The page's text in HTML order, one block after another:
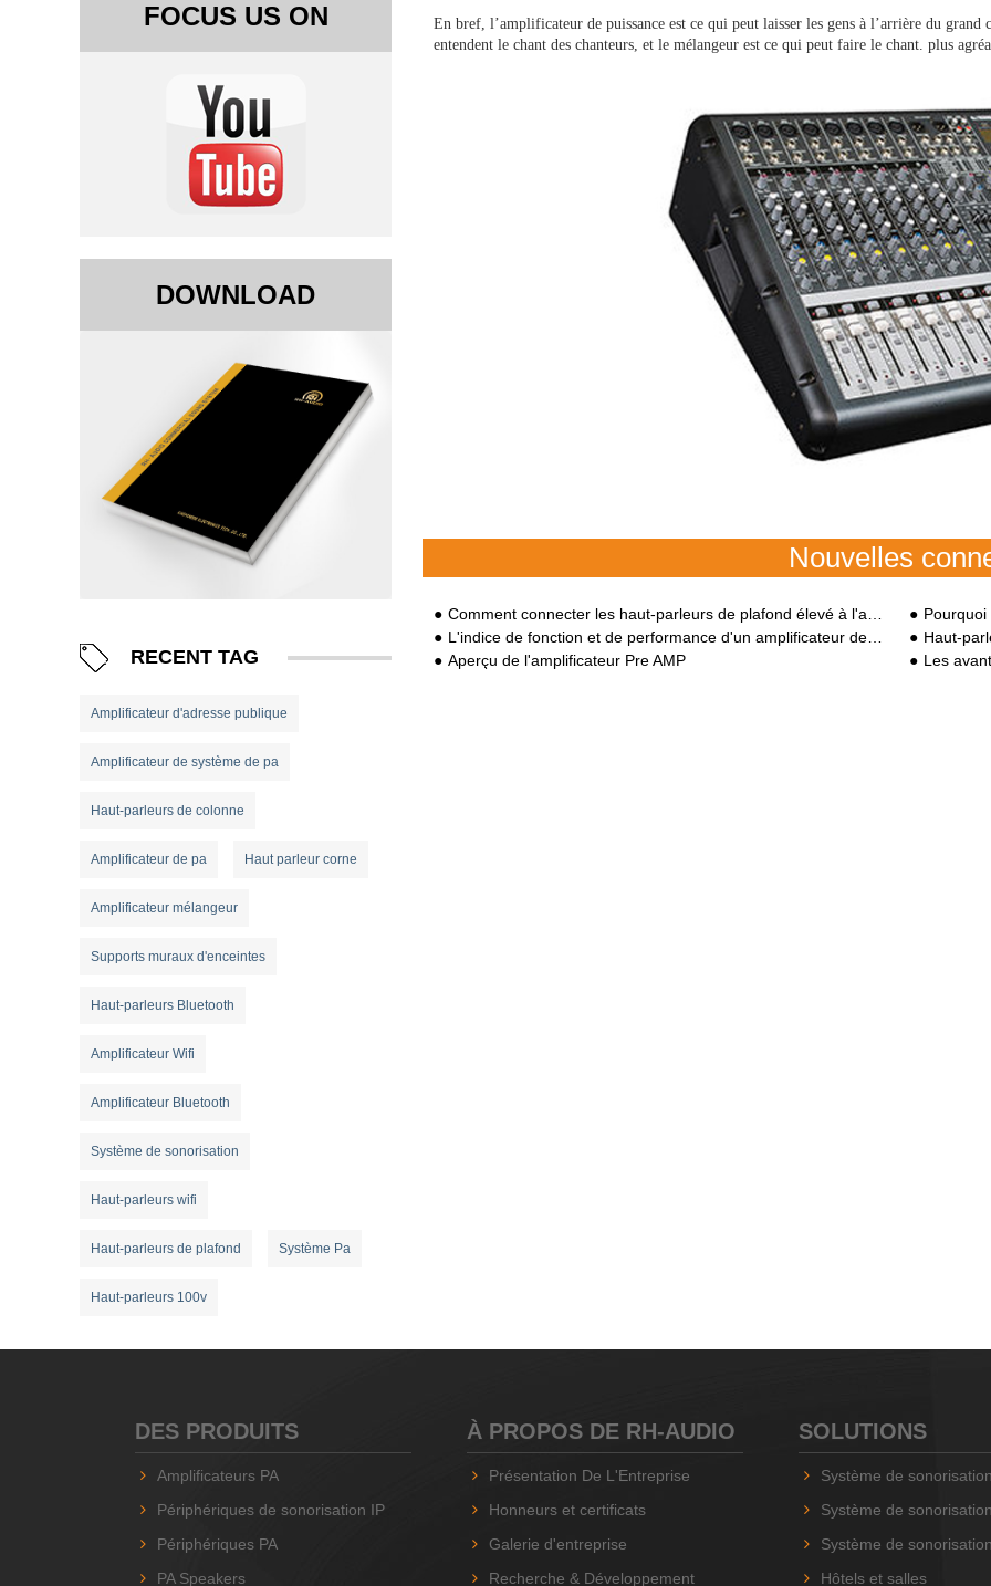
FOCUS US ON
DOWNLOAD
RECENT TAG
Amplificateur d'adresse publique
Amplificateur de système de pa
Haut-parleurs de colonne
Amplificateur de pa Haut parleur corne
Amplificateur mélangeur
Supports muraux d'enceintes
Haut-parleurs Bluetooth
Amplificateur Wifi
Amplificateur Bluetooth
Système de sonorisation
Haut-parleurs wifi
Haut-parleurs de plafond Système Pa
Haut-parleurs 100v
En bref, l’amplificateur de puissance est ce qui peut laisser les gens à l’arrière du grand
entendent le chant des chanteurs, et le mélangeur est ce qui peut faire le chant. plus
Nouvelles
Comment connecter les haut-parleurs de plafond élevé à l'amplificateur intégré du système de son
L'indice de fonction et de performance d'un amplificateur de puissance commercial
Haut-
Aperçu de l'amplificateur Pre AMP
Les
DES PRODUITS
Amplificateurs PA
Périphériques de sonorisation IP
Périphériques PA
PA Speakers
À PROPOS DE RH-AUDIO
Présentation De L'Entreprise
Honneurs et certificats
Galerie d'entreprise
Recherche & Développement
SOLUTIONS
Système de sonorisation RH-
Système de sonorisation RH-
Système de sonorisation basé sur
Hôtels et salles